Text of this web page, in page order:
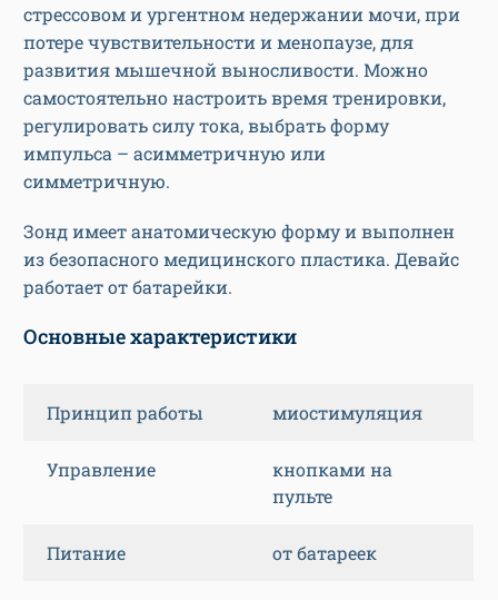
стрессовом и ургентном недержании мочи, при
потере чувствительности и менопаузе, для
развития мышечной выносливости. Можно
самостоятельно настроить время тренировки,
регулировать силу тока, выбрать форму
импульса – асимметричную или
симметричную.
Зонд имеет анатомическую форму и выполнен
из безопасного медицинского пластика. Девайс
работает от батарейки.
Основные характеристики
Принцип работы миостимуляция
Управление
кнопками на
пульте
Питание от батареек